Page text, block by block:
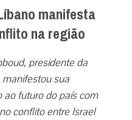
manifesta
na região
presidente da
manifestou sua
futuro do país com
conflito entre Israel